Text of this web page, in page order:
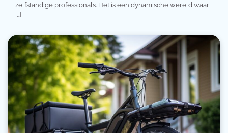
zelfstandige professionals. Het is een dynamische wereld waar
[…]